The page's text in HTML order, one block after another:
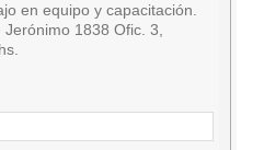
en equipo y capacitación.
1838 Ofic. 3,